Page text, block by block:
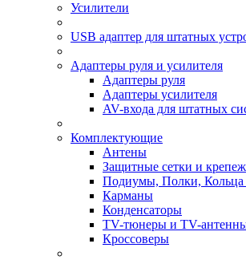
Усилители
USB адаптер для штатных
Адаптеры руля и усилителя
Адаптеры руля
Адаптеры усилителя
AV-входа для штатных
Комплектующие
Антены
Защитные сетки и крепеж
Подиумы, Полки, Кольца
Карманы
Конденсаторы
TV-тюнеры и TV-
Кроссоверы